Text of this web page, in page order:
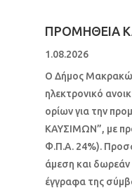
ΠΡΟΜΗΘΕΙΑ
1.08.2026
Ο Δήμος
ηλεκτρονικό
ορίων για την
ΚΑΥΣΙΜΩΝ”, με
Φ.Π.Α. 24%).
άμεση και
έγγραφα της